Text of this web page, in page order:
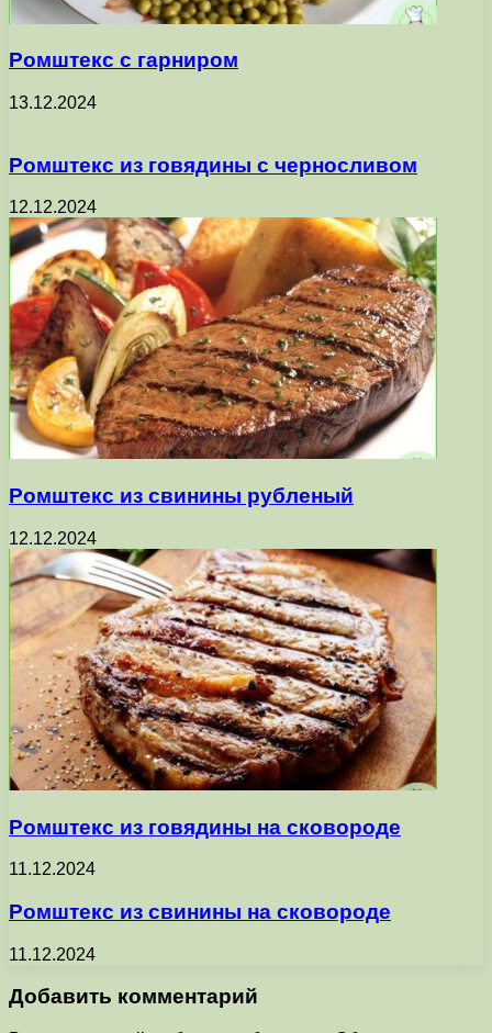
Ромштекс с гарниром
13.12.2024
Ромштекс из говядины с черносливом
12.12.2024
Ромштекс из свинины рубленый
12.12.2024
Ромштекс из говядины на сковороде
11.12.2024
Ромштекс из свинины на сковороде
11.12.2024
Добавить комментарий